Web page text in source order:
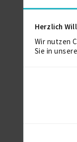
Herzlich
Wir nutzen
Sie in